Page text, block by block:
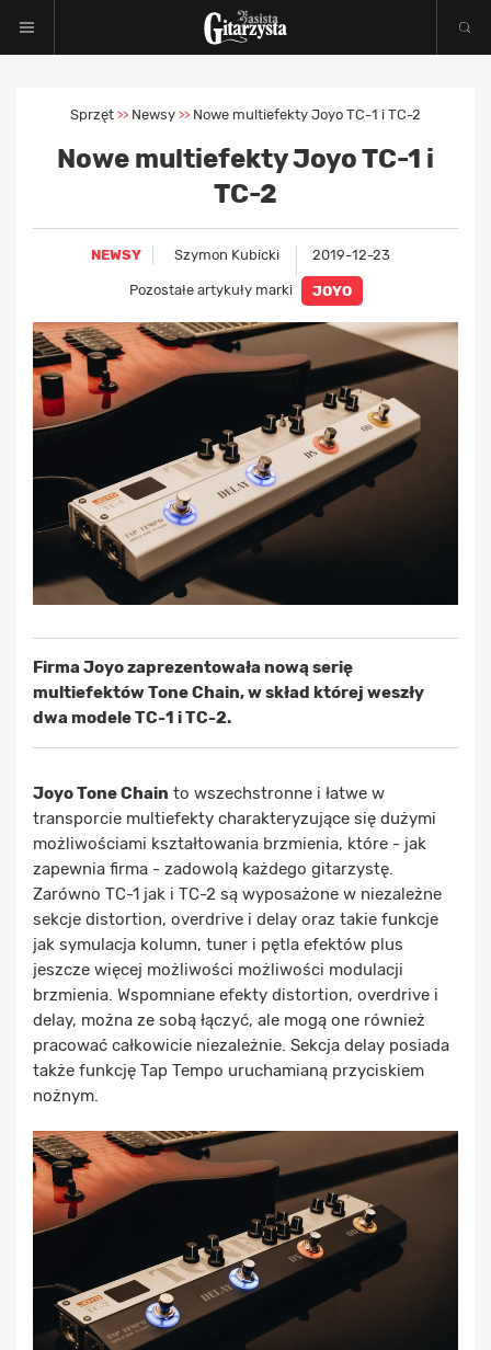
Sprzęt >> Newsy >> Nowe multiefekty Joyo TC-1 i TC-2
Nowe multiefekty Joyo TC-1 i
TC-2
NEWSY Szymon Kubicki 2019-12-23
Pozostałe artykuły marki JOYO
Firma Joyo zaprezentowała nową serię
multiefektów Tone Chain, w skład której weszły
dwa modele TC-1 i TC-2.
Joyo Tone Chain to wszechstronne i łatwe w
transporcie multiefekty charakteryzujące się dużymi
możliwościami kształtowania brzmienia, które - jak
zapewnia firma - zadowolą każdego gitarzystę.
Zarówno TC-1 jak i TC-2 są wyposażone w niezależne
sekcje distortion, overdrive i delay oraz takie funkcje
jak symulacja kolumn, tuner i pętla efektów plus
jeszcze więcej możliwości możliwości modulacji
brzmienia. Wspomniane efekty distortion, overdrive i
delay, można ze sobą łączyć, ale mogą one również
pracować całkowicie niezależnie. Sekcja delay posiada
także funkcję Tap Tempo uruchamianą przyciskiem
nożnym.